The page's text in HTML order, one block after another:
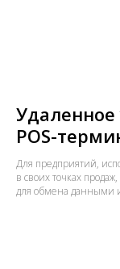
POS-
Для предприятий,
в своих точках
для обмена данными